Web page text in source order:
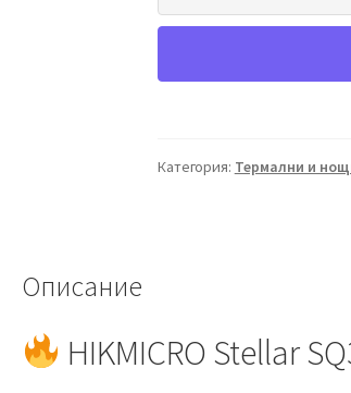
Категория: Термални и
Описание
HIKMICRO Stellar